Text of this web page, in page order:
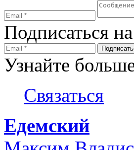
Подписаться
Узнайте
Связаться
Едемский